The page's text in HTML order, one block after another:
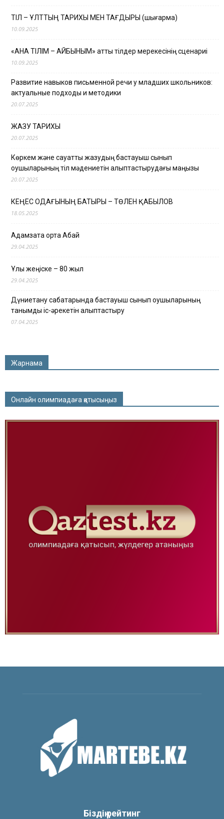
ТІЛ – ҰЛТТЫҢ ТАРИХЫ МЕН ТАҒДЫРЫ (шығарма)
10.09.2025
«АНА ТІЛІМ – АЙБЫНЫМ» атты тілдер мерекесінің сценариі
10.09.2025
Развитие навыков письменной речи у младших школьников:
актуальные подходы и методики
20.07.2025
ЖАЗУ ТАРИХЫ
20.07.2025
Көркем және сауатты жазудың бастауыш сынып
оқушыларының тіл мәдениетін қалыптастырудағы маңызы
20.07.2025
КЕҢЕС ОДАҒЫНЫҢ БАТЫРЫ – ТӨЛЕН ҚАБЫЛОВ
18.05.2025
Адамзатқа ортақ Абай
29.04.2025
Ұлы жеңіске – 80 жыл
29.04.2025
Дүниетану сабақтарында бастауыш сынып оқушыларының
танымдық іс-әрекетін қалыптастыру
07.04.2025
Жарнама
Онлайн олимпиадаға қатысыңыз
Біздің рейтинг